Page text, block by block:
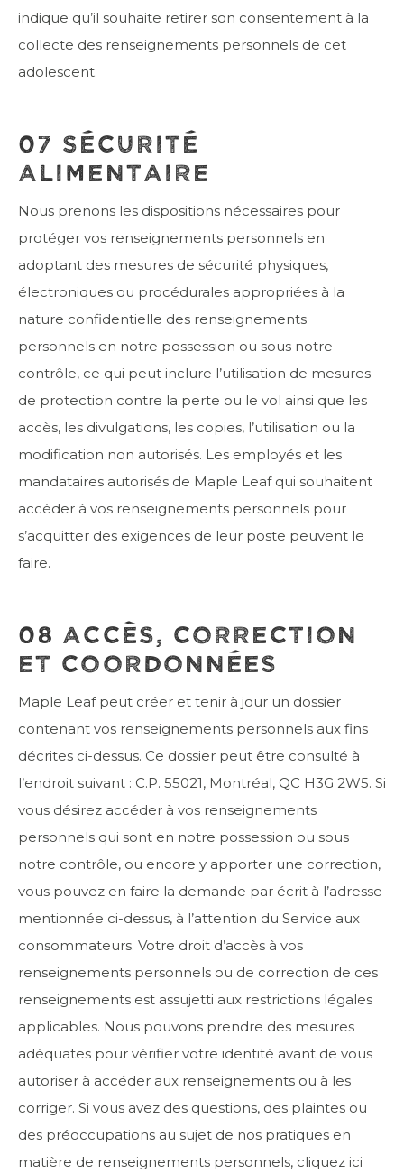
indique qu’il souhaite retirer son consentement à la
collecte des renseignements personnels de cet
adolescent.
07 SÉCURITÉ
ALIMENTAIRE
Nous prenons les dispositions nécessaires pour
protéger vos renseignements personnels en
adoptant des mesures de sécurité physiques,
électroniques ou procédurales appropriées à la
nature confidentielle des renseignements
personnels en notre possession ou sous notre
contrôle, ce qui peut inclure l’utilisation de mesures
de protection contre la perte ou le vol ainsi que les
accès, les divulgations, les copies, l’utilisation ou la
modification non autorisés. Les employés et les
mandataires autorisés de Maple Leaf qui souhaitent
accéder à vos renseignements personnels pour
s’acquitter des exigences de leur poste peuvent le
faire.
08 ACCÈS, CORRECTION
ET COORDONNÉES
Maple Leaf peut créer et tenir à jour un dossier
contenant vos renseignements personnels aux fins
décrites ci-dessus. Ce dossier peut être consulté à
l’endroit suivant : C.P. 55021, Montréal, QC H3G 2W5. Si
vous désirez accéder à vos renseignements
personnels qui sont en notre possession ou sous
notre contrôle, ou encore y apporter une correction,
vous pouvez en faire la demande par écrit à l’adresse
mentionnée ci-dessus, à l’attention du Service aux
consommateurs. Votre droit d’accès à vos
renseignements personnels ou de correction de ces
renseignements est assujetti aux restrictions légales
applicables. Nous pouvons prendre des mesures
adéquates pour vérifier votre identité avant de vous
autoriser à accéder aux renseignements ou à les
corriger. Si vous avez des questions, des plaintes ou
des préoccupations au sujet de nos pratiques en
matière de renseignements personnels, cliquez ici